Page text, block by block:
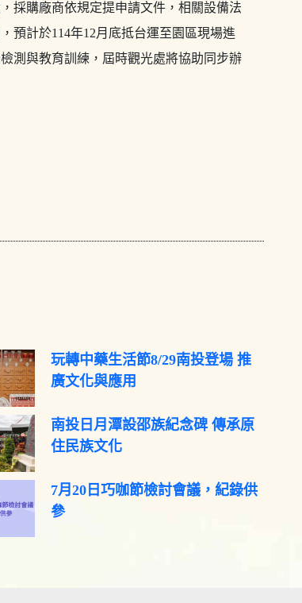
採購廠商依規定提申請文件，相關設備法
預計於114年12月底抵台運至園區現場進
測與教育訓練，屆時觀光處將協助同步辦
玩轉中藥生活節8/29南投登場 推
廣文化與應用
南投日月潭設邵族紀念碑 傳承原
住民族文化
7月20日巧咖節檢討會議，紀錄供
參